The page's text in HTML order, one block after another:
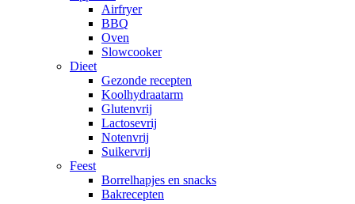
Airfryer
BBQ
Oven
Slowcooker
Dieet
Gezonde recepten
Koolhydraatarm
Glutenvrij
Lactosevrij
Notenvrij
Suikervrij
Feest
Borrelhapjes en snacks
Bakrecepten